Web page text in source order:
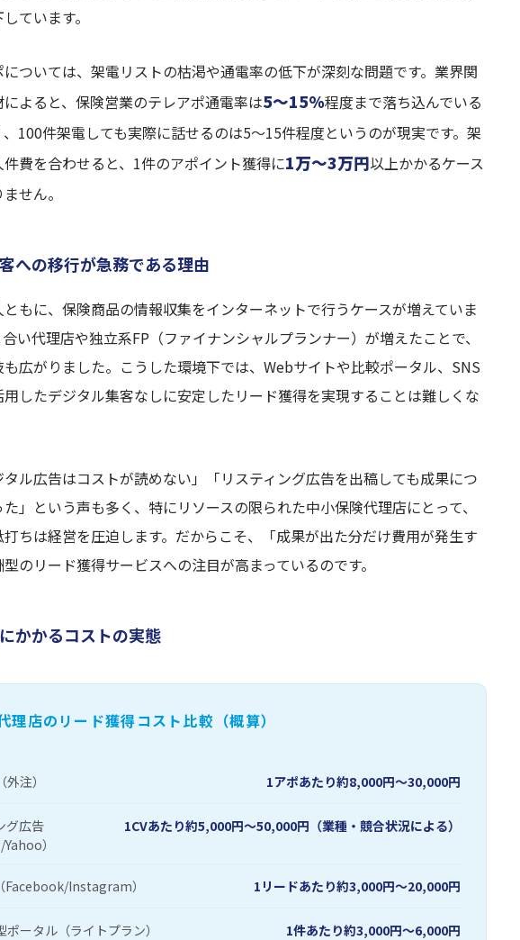
ています。
ついては、架電リストの枯渇や通電率の低下が深刻な問題です。業界関
よると、保険営業のテレアポ通電率は5〜15%程度まで落ち込んでいる
100件架電しても実際に話せるのは5〜15件程度というのが現実です。架
費を合わせると、1件のアポイント獲得に1万〜3万円以上かかるケース
せん。
への移行が急務である理由
もに、保険商品の情報収集をインターネットで行うケースが増えていま
い代理店や独立系FP（ファイナンシャルプランナー）が増えたことで、
広がりました。こうした環境下では、Webサイトや比較ポータル、SNS
したデジタル集客なしに安定したリード獲得を実現することは難しくな
ル広告はコストが読めない」「リスティング広告を出稿しても成果につ
」という声も多く、特にリソースの限られた中小保険代理店にとって、
ちは経営を圧迫します。だからこそ、「成果が出た分だけ費用が発生す
のリード獲得サービスへの注目が高まっているのです。
かかるコストの実態
理店のリード獲得コスト比較（概算）
注） 1アポあたり約8,000円〜30,000円
グ広告
）
1CVあたり約5,000円〜50,000円（業種・競合状況による）
Facebook/Instagram） 1リードあたり約3,000円〜20,000円
ポータル（ライトプラン） 1件あたり約3,000円〜6,000円